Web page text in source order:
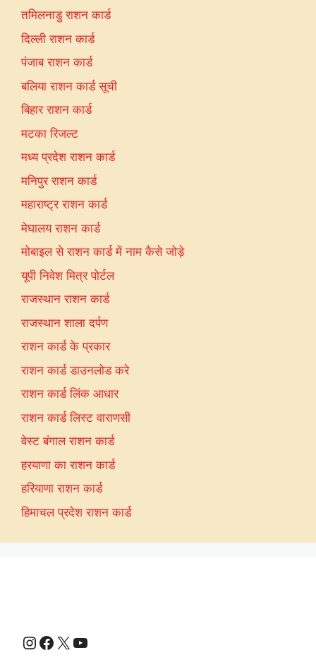
तमिलनाडु राशन कार्ड
दिल्ली राशन कार्ड
पंजाब राशन कार्ड
बलिया राशन कार्ड सूची
बिहार राशन कार्ड
मटका रिजल्ट
मध्य प्रदेश राशन कार्ड
मनिपुर राशन कार्ड
महाराष्ट्र राशन कार्ड
मेघालय राशन कार्ड
मोबाइल से राशन कार्ड में नाम कैसे जोड़े
यूपी निवेश मित्र पोर्टल
राजस्थान राशन कार्ड
राजस्थान शाला दर्पण
राशन कार्ड के प्रकार
राशन कार्ड डाउनलोड करे
राशन कार्ड लिंक आधार
राशन कार्ड लिस्ट वाराणसी
वेस्ट बंगाल राशन कार्ड
हरयाणा का राशन कार्ड
हरियाणा राशन कार्ड
हिमाचल प्रदेश राशन कार्ड
Instagram
Facebook
X YouTube